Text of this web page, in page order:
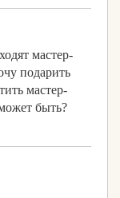
мастер-
подарить
мастер-
быть?